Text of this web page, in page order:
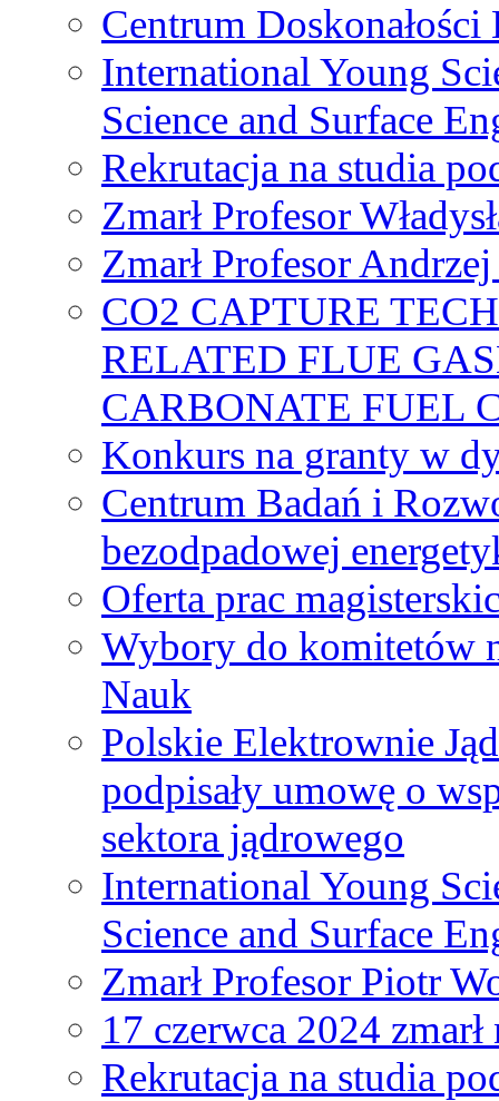
Centrum
International Young
Science and Surface
Rekrutacja na studia
Zmarł Profesor
Zmarł Profesor
CO2 CAPTURE
RELATED FLUE
CARBONATE FUEL
Konkurs na granty w
Centrum Badań i
bezodpadowej
Oferta prac
Wybory do komitetów
Nauk
Polskie Elektrownie
podpisały umowę o
sektora jądrowego
International Young
Science and Surface
Zmarł Profesor Piotr
17 czerwca 2024
Rekrutacja na studia